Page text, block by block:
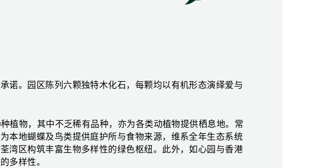
诺。园区陈列六颗独特木化石，每颗均以有机形态演绎爱与
植物，其中不乏稀有品种，亦为各类动植物提供栖息地。常
本地蝴蝶及鸟类提供庭护所与食物来源，维系全年生态系统
湾区构筑丰富生物多样性的绿色枢纽。此外，如心园与香港
多样性。